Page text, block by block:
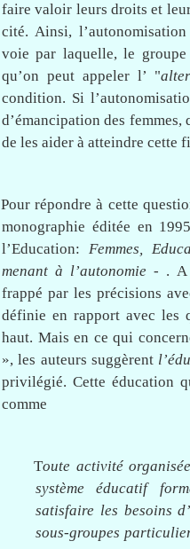
fairevaloir leurs droits et
cité. Ainsi, l’autonomisation
voie par laquelle, le groupe
qu’on peut appelerl’ "
condition. Si
d’émancipation des femmes,
de les aider à atteindre cette
Pour répondre à cette
monographie éditée en
l’Education: Femmes,
menant à l’autonomie - . A
frappé par lesprécisions
définie en rapportavec les
haut. Mais en ce qui
», les auteurs suggèrent
privilégié.Cette éducation
comme
Toute activité
système
éducatif
satisfaire les besoins
sous-groupes